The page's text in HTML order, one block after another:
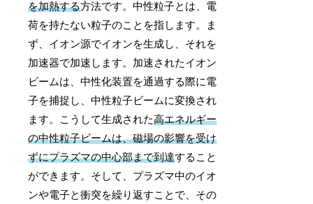
を加熱する方法です。中性粒子とは、電
荷を持たない粒子のことを指します。ま
ず、イオン源でイオンを生成し、それを
加速器で加速します。加速されたイオン
ビームは、中性化装置を通過する際に電
子を捕捉し、中性粒子ビームに変換され
ます。こうして生成された高エネルギー
の中性粒子ビームは、磁場の影響を受け
ずにプラズマの中心部まで到達すること
ができます。そして、プラズマ中のイオ
ンや電子と衝突を繰り返すことで、その